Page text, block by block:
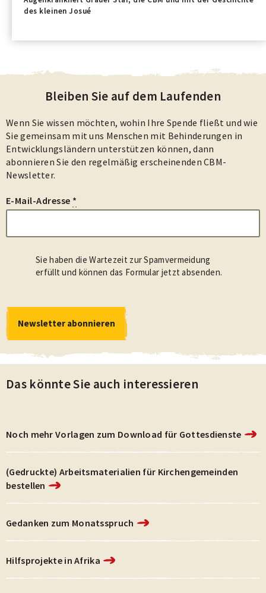
des kleinen Josué
Bleiben Sie auf dem Laufenden
Wenn Sie wissen möchten, wohin Ihre Spende fließt und wie
Sie gemeinsam mit uns Menschen mit Behinderungen in
Entwicklungsländern unterstützen können, dann
abonnieren Sie den regelmäßig erscheinenden CBM-
Newsletter.
E-Mail-Adresse *
Sie haben die Wartezeit zur Spamvermeidung
erfüllt und können das Formular jetzt absenden.
Newsletter abonnieren
Datenschutz- und Cookie-Richtlinie
Das könnte Sie auch interessieren
Noch mehr Vorlagen zum Download für Gottesdienste
(Gedruckte) Arbeitsmaterialien für Kirchengemeinden
bestellen
Gedanken zum Monatsspruch
Hilfsprojekte in Afrika